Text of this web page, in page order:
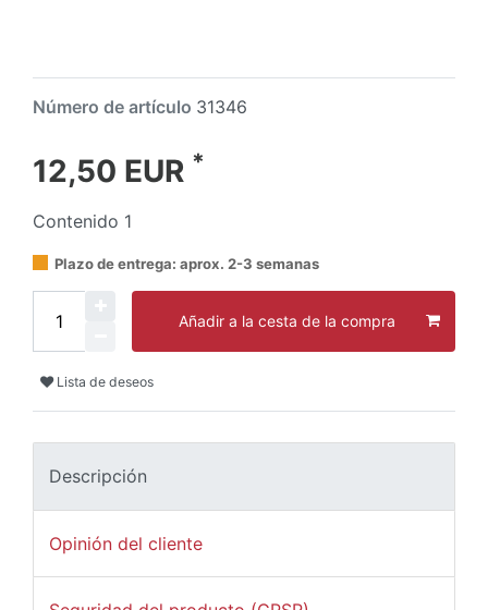
Número de artículo 31346
12,50 EUR *
Contenido 1
Plazo de entrega: aprox. 2-3 semanas
Añadir a la cesta de la compra
Lista de deseos
Descripción
Opinión del cliente